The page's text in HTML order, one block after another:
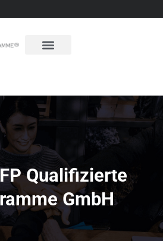
Qualifizierte
GmbH